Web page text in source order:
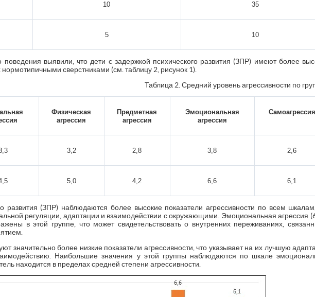
10 35
5 10
поведения выявили, что дети с задержкой психического развития (ЗПР) имеют более
сверстниками (см. таблицу 2, рисунок 1).
Таблица 2. Средний уровень агрессивности по
Физическая
агрессия
Предметная
агрессия
Эмоциональная
агрессия
Самоагрессия
3,2 2,8 3,8 2,6
5,0 4,2 6,6 6,1
развития (ЗПР) наблюдаются более высокие показатели агрессивности по всем
регуляции, адаптации и взаимодействии с окружающими. Эмоциональная агрессия
в этой группе, что может свидетельствовать о внутренних переживаниях,
значительно более низкие показатели агрессивности, что указывает на их лучшую
Наибольшие значения у этой группы наблюдаются по шкале
находится в пределах средней степени агрессивности.